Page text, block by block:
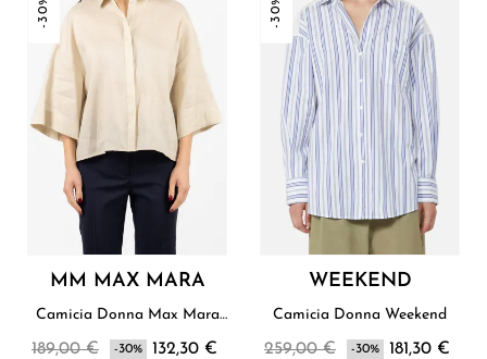
-30%
MM MAX MARA
Camicia Donna Max Mara
189,00 € -30% 132,30 €
-30%
WEEKEND
Camicia Donna Weekend
259,00 € -30% 181,30 €